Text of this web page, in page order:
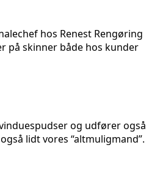
hos Renest Rengøring
på skinner både hos kunder
og udfører også
lidt vores “altmuligmand”.